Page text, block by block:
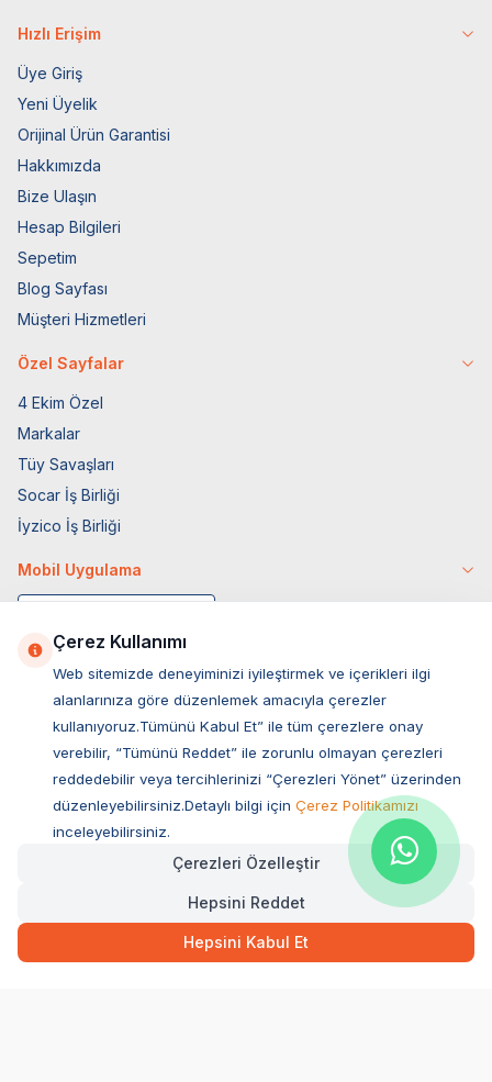
282,00TL Hızlı Teslimat
SEPETE EKLE
Hızlı Erişim
Üye Giriş
Yeni Üyelik
Orijinal Ürün Garantisi
Hakkımızda
Bize Ulaşın
Hesap Bilgileri
Sepetim
Blog Sayfası
Müşteri Hizmetleri
Özel Sayfalar
4 Ekim Özel
Markalar
Tüy Savaşları
Socar İş Birliği
İyzico İş Birliği
Mobil Uygulama
Müşteri Hizmetleri
Sıkça Sorulan Sorular
Ovacık Mah. Hacıoğlu Sok. No:13 Başiskele / KOCAELİ
Müşteri Destek Hattı
Çerez Kullanımı
Web sitemizde deneyiminizi iyileştirmek ve içerikleri ilgi
alanlarınıza göre düzenlemek amacıyla çerezler
kullanıyoruz.Tümünü Kabul Et” ile tüm çerezlere onay
verebilir, “Tümünü Reddet” ile zorunlu olmayan çerezleri
reddedebilir veya tercihlerinizi “Çerezleri Yönet” üzerinden
düzenleyebilirsiniz.Detaylı bilgi için Çerez Politikamızı
inceleyebilirsiniz.
Çerezleri Özelleştir
Hepsini Reddet
Hepsini Kabul Et